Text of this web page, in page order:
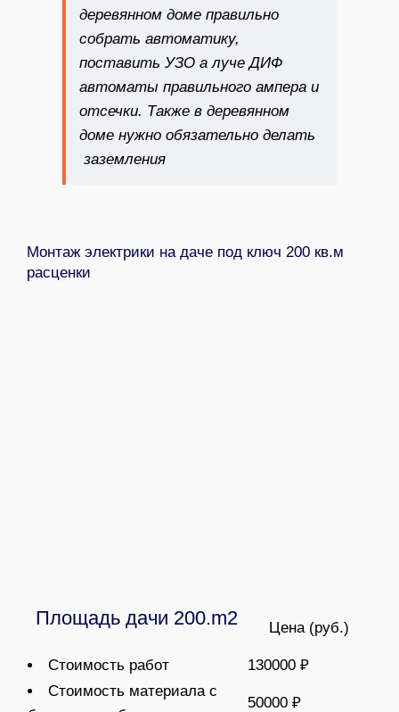
деревянном доме правильно
собрать автоматику,
поставить УЗО а луче ДИФ
автоматы правильного ампера и
отсечки. Также в деревянном
доме нужно обязательно делать
заземления
Монтаж электрики на даче под ключ 200 кв.м
расценки
Площадь дачи 200.m2 Цена (руб.)
Стоимость работ
130000 ₽
Стоимость материала с
50000 ₽